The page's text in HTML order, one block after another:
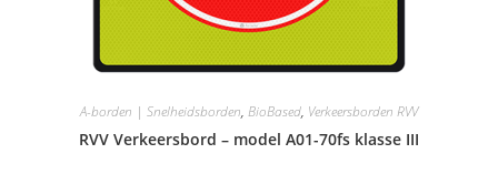
A-borden | Snelheidsborden, BioBased, Verkeersborden RVV
RVV Verkeersbord – model A01-70fs klasse III